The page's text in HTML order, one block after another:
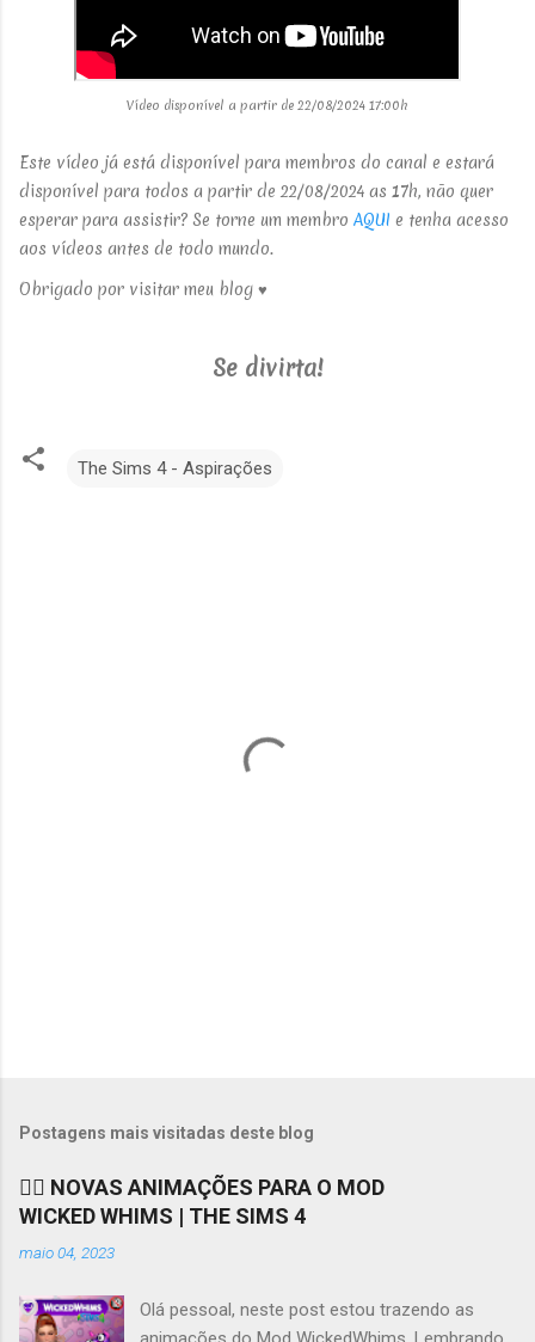
Vídeo disponível a partir de 22/08/2024 17:00h
Este vídeo já está disponível para membros do canal e estará
disponível para todos a partir de 22/08/2024 as 17h, não quer
esperar para assistir? Se torne um membro AQUI e tenha acesso
aos vídeos antes de todo mundo.
Obrigado por visitar meu blog ♥
Se divirta!
The Sims 4 - Aspirações
Postagens mais visitadas deste blog
❤️‍🔥 NOVAS ANIMAÇÕES PARA O MOD
WICKED WHIMS | THE SIMS 4
maio 04, 2023
Olá pessoal, neste post estou trazendo as